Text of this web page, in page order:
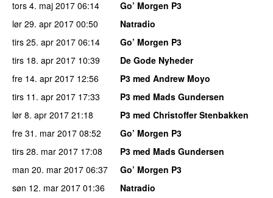
tors 4. maj 2017 06:14
Go’ Morgen P3
lør 29. apr 2017 00:50
Natradio
tirs 25. apr 2017 06:14
Go’ Morgen P3
tirs 18. apr 2017 10:39
De Gode Nyheder
fre 14. apr 2017 12:56
P3 med Andrew Moyo
tirs 11. apr 2017 17:33
P3 med Mads Gundersen
lør 8. apr 2017 21:18
P3 med Christoffer Stenbakken
fre 31. mar 2017 08:52
Go’ Morgen P3
tirs 28. mar 2017 17:08
P3 med Mads Gundersen
man 20. mar 2017 06:37
Go’ Morgen P3
søn 12. mar 2017 01:36
Natradio